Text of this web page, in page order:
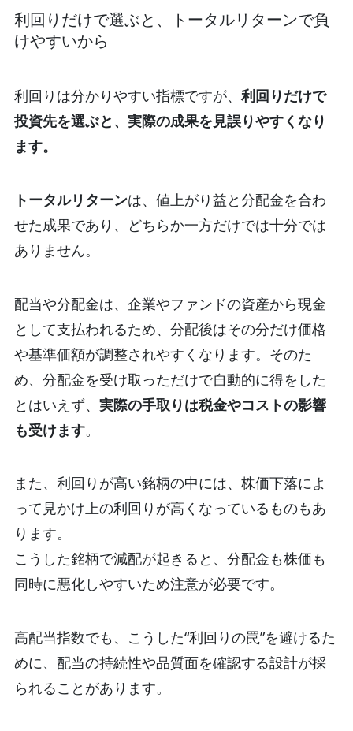
利回りだけで選ぶと、トータルリターンで負
けやすいから
利回りは分かりやすい指標ですが、 利回りだけで
投資先を選ぶと、実際の成果を見誤りやすくなり
ます。
トータルリターンは、値上がり益と分配金を合わ
せた成果であり、どちらか一方だけでは十分では
ありません。
配当や分配金は、企業やファンドの資産から現金
として支払われるため、分配後はその分だけ価格
や基準価額が調整されやすくなります。そのた
め、分配金を受け取っただけで自動的に得をした
とはいえず、 実際の手取りは税金やコストの影響
も受けます。
また、利回りが高い銘柄の中には、株価下落によ
って見かけ上の利回りが高くなっているものもあ
ります。
こうした銘柄で減配が起きると、分配金も株価も
同時に悪化しやすいため注意が必要です。
高配当指数でも、こうした“利回りの罠”を避けるた
めに、配当の持続性や品質面を確認する設計が採
られることがあります。